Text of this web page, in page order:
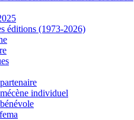
éditions (1973-2026)
individuel